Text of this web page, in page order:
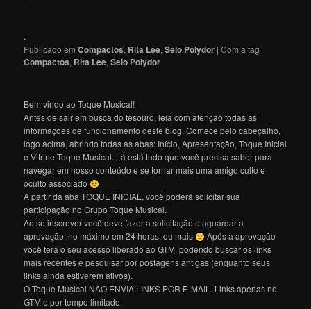
.
Publicado em Compactos, Rita Lee,Selo Polydor |Com a tag
Compactos, Rita Lee,Selo Polydor
Bem vindo ao Toque Musical!
Antes de sair em busca do tesouro, leia com atenção todas as
informações de funcionamento deste blog. Comece pelo cabeçalho,
logo acima, abrindo todas as abas: Início, Apresentação, Toque Inicial
e Vitrine Toque Musical. Lá está tudo que você precisa saber para
navegar em nosso conteúdo e se tornar mais uma amigo culto e
oculto associado
A partir da aba TOQUE INICIAL, você poderá solicitar sua
participação no Grupo Toque Musical.
Ao se inscrever você deve fazer a solicitação e aguardar a
aprovação, no máximo em 24 horas, ou mais
Após a aprovação
você terá o seu acesso liberado ao GTM, podendo buscar os links
mais recentes e pesquisar por postagens antigas (enquanto seus
links ainda estiverem ativos).
O Toque Musical NÃO ENVIA LINKS POR E-MAIL. Links apenas no
GTM e por tempo limitado.